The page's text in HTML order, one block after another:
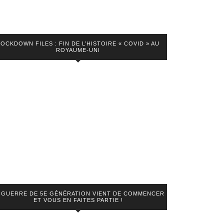
FILES : FIN DE L’HISTOIRE « COVID » AU
ROYAUME-UNI
GUERRE DE 5E GÉNÉRATION VIENT DE COMMENCER
ET VOUS EN FAITES PARTIE !